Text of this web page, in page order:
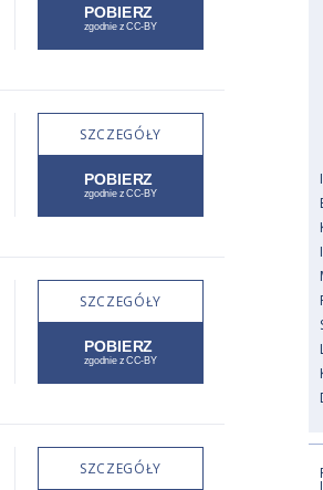
SZCZEGÓŁY
SZCZEGÓŁY
SZCZEGÓŁY